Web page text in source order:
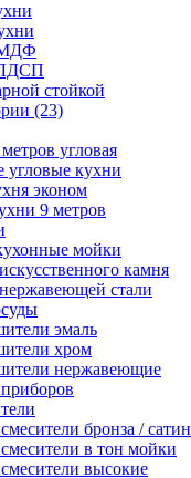
МДФ
стойкой
(23)
угловая
угловые кухни
эконом
9 метров
мойки
камня
стали
эмаль
хром
нержавеющие
бронза / сатин
в тон мойки
высокие